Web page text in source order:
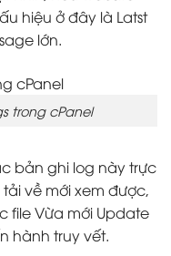
hiệu ở đây là Latst
lớn.
trong cPanel
bản ghi log này trực
về mới xem được,
file Vừa mới Update
hành truy vết.